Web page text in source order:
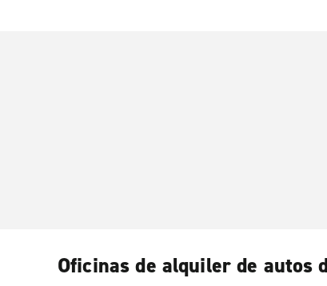
Oficinas de alquiler de autos